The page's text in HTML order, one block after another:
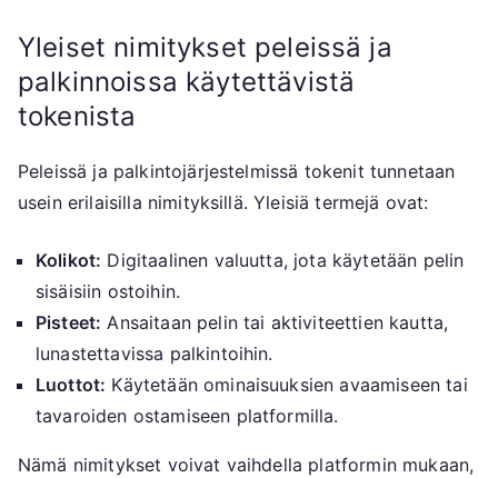
Yleiset nimitykset peleissä ja
palkinnoissa käytettävistä
tokenista
Peleissä ja palkintojärjestelmissä tokenit tunnetaan
usein erilaisilla nimityksillä. Yleisiä termejä ovat:
Kolikot: Digitaalinen valuutta, jota käytetään pelin
sisäisiin ostoihin.
Pisteet: Ansaitaan pelin tai aktiviteettien kautta,
lunastettavissa palkintoihin.
Luottot: Käytetään ominaisuuksien avaamiseen tai
tavaroiden ostamiseen platformilla.
Nämä nimitykset voivat vaihdella platformin mukaan,